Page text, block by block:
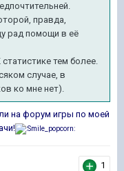
правда,
рад помощи в её
тем более.
случае, в
ко мне нет).
на форум игры по моей
1